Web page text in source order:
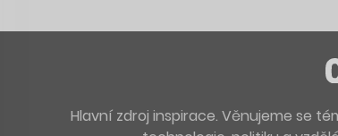
Hlavní zdroj inspirace. Věnujeme se